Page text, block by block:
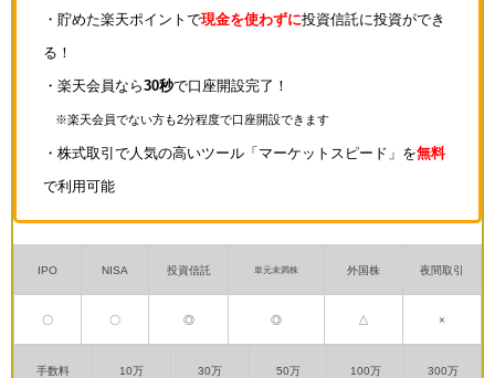
・貯めた楽天ポイントで現金を使わずに投資信託に投資ができ
る！
・楽天会員なら30秒で口座開設完了！
※楽天会員でない方も2分程度で口座開設できます
・株式取引で人気の高いツール「マーケットスピード」を無料
で利用可能
IPO NISA 投資信託 単元未満株 外国株 夜間取引
〇 〇 ◎ ◎ △ ×
手数料 10万 30万 50万 100万 300万